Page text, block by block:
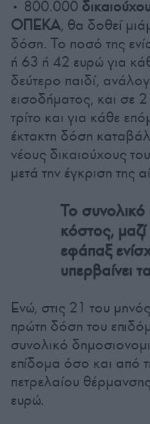
• 800.000
ΟΠΕΚΑ, θα δοθεί
δόση. Το ποσό της
ή 63 ή 42 ευρώ για
δεύτερο παιδί,
εισοδήματος, και σε
τρίτο και για κάθε
έκτακτη δόση
νέους δικαιούχους
μετά την έγκριση της
Το συνολικό
κόστος, μαζί
εφάπαξ
υπερβαίνει
Ενώ, στις 21 του
πρώτη δόση του
συνολικό
επίδομα όσο και από
πετρελαίου
ευρώ.